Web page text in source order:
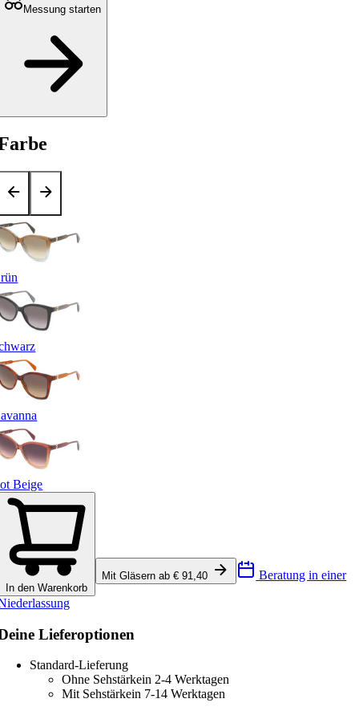
Messung starten
Beige
In den Warenkorb
Mit Gläsern ab € 91,40 Beratung in einer
Lieferoptionen
Standard-Lieferung
Ohne Sehstärkein 2-4 Werktagen
Mit Sehstärkein 7-14 Werktagen